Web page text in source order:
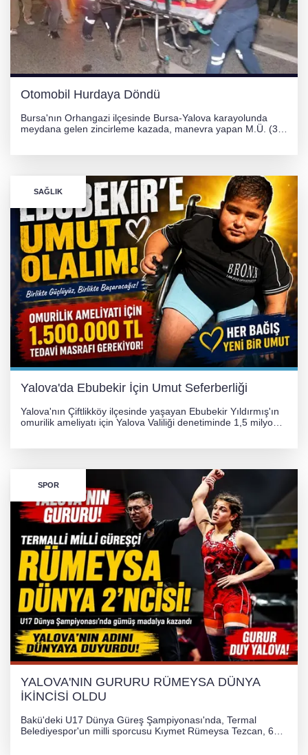
Otomobil Hurdaya Döndü
Bursa'nın Orhangazi ilçesinde Bursa-Yalova karayolunda
meydana gelen zincirleme kazada, manevra yapan M.Ü. (35)
SAĞLIK
Yalova'da Ebubekir İçin Umut Seferberliği
Yalova'nın Çiftlikköy ilçesinde yaşayan Ebubekir Yıldırmış'ın
omurilik ameliyatı için Yalova Valiliği denetiminde 1,5 milyon
SPOR
YALOVA'NIN GURURU RÜMEYSA DÜNYA
İKİNCİSİ OLDU
Bakü'deki U17 Dünya Güreş Şampiyonası'nda, Termal
Belediyespor'un milli sporcusu Kıymet Rümeysa Tezcan, 69